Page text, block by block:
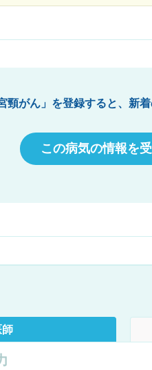
頸がん」を登録すると、新
この病気の情報を
師